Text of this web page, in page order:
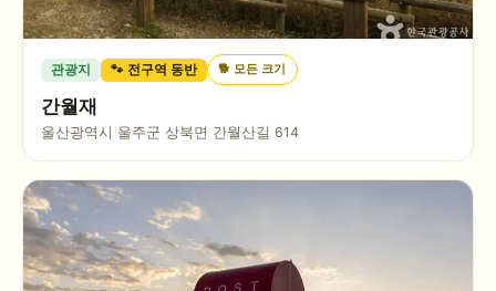
관광지 🐾 전구역 동반 🐕 모든 크기
간월재
울산광역시 울주군 상북면 간월산길 614